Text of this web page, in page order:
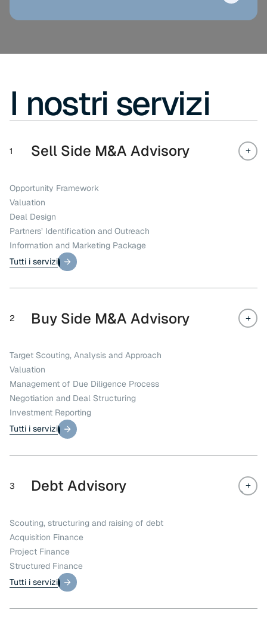
I nostri servizi
1 Sell Side M&A Advisory
Opportunity Framework
Valuation
Deal Design
Partners’ Identification and Outreach
Information and Marketing Package
Tutti i servizi
Tutti i servizi
2 Buy Side M&A Advisory
Target Scouting, Analysis and Approach
Valuation
Management of Due Diligence Process
Negotiation and Deal Structuring
Investment Reporting
Tutti i servizi
Tutti i servizi
3 Debt Advisory
Scouting, structuring and raising of debt
Acquisition Finance
Project Finance
Structured Finance
Tutti i servizi
Tutti i servizi